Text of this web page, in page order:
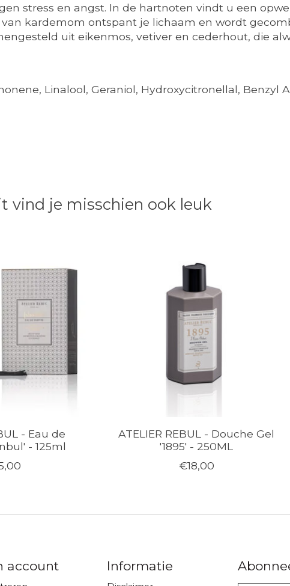
stress en angst. In de hartnoten vindt u een
kardemom ontspant je lichaam en wordt
uit eikenmos, vetiver en cederhout, die
Linalool, Geraniol, Hydroxycitronellal, Benzyl
vind je misschien ook leuk
- Eau de
- 125ml
ATELIER REBUL - Douche Gel
'1895' - 250ML
€18,00
account Informatie